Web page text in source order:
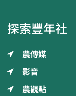
探索豐年社
農傳媒
影音
農觀點